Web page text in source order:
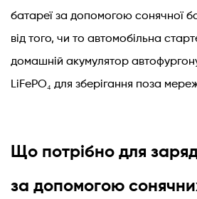
кроком:
сонячну
панель
3
правильного
батареї за допомогою сонячної
від того, чи то автомобільна
домашній акумулятор
LiFePO₄ для зберігання поза
Що потрібно для
за допомогою